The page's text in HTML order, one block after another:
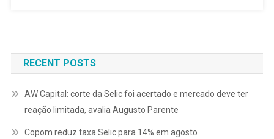
RECENT POSTS
AW Capital: corte da Selic foi acertado e mercado deve ter
reação limitada, avalia Augusto Parente
Copom reduz taxa Selic para 14% em agosto